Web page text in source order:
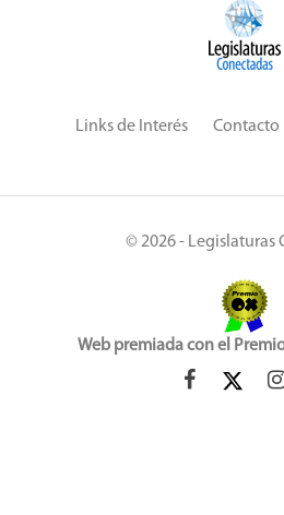
Links de Interés Contacto
© 2026 - Legislaturas
Web premiada con el